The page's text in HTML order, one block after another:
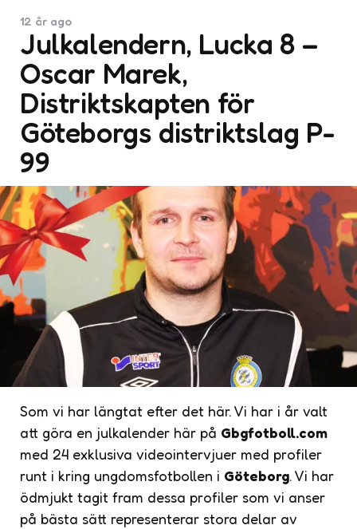
Julkalendern, Lucka 8 –
Oscar Marek,
Distriktskapten för
Göteborgs distriktslag P-
99
12 år ago
Som vi har längtat efter det här. Vi har i år valt
att göra en julkalender här på Gbgfotboll.com
med 24 exklusiva videointervjuer med profiler
runt i kring ungdomsfotbollen i Göteborg. Vi har
ödmjukt tagit fram dessa profiler som vi anser
på bästa sätt representerar stora delar av